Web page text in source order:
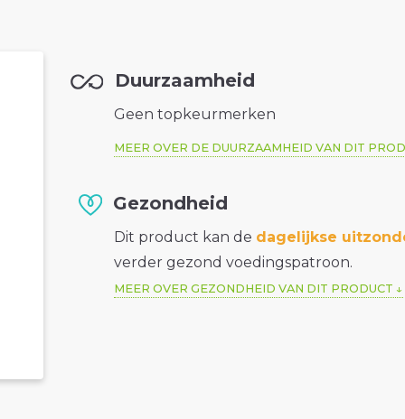
Duurzaamheid
Geen topkeurmerken
MEER OVER DE DUURZAAMHEID VAN DIT
Gezondheid
Dit product kan de dagelijkse
verder gezond voedingspatroon.
MEER OVER GEZONDHEID VAN DIT PRODUCT